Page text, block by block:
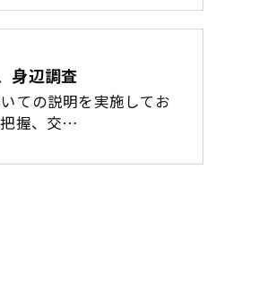
身辺調査
ての説明を実施してお
把握、交…